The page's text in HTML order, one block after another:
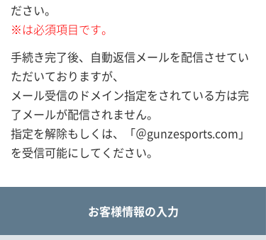
ださい。
※は必須項目です。
手続き完了後、自動返信メールを配信させてい
ただいておりますが、
メール受信のドメイン指定をされている方は完
了メールが配信されません。
指定を解除もしくは、「＠gunzesports.com」
を受信可能にしてください。
お客様情報の入力